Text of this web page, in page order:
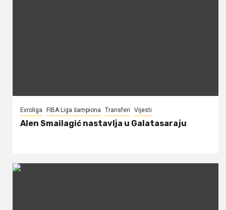
Evroliga FIBA Liga šampiona Transferi Vijesti
Alen Smailagić nastavlja u Galatasaraju